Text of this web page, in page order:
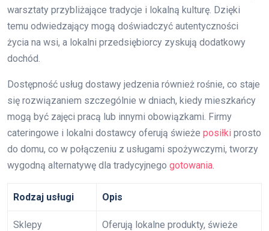
warsztaty przybliżające tradycje i lokalną kulturę. Dzięki
temu odwiedzający mogą doświadczyć autentyczności
życia na wsi, a lokalni przedsiębiorcy zyskują dodatkowy
dochód.
Dostępność usług dostawy jedzenia również rośnie, co staje
się rozwiązaniem szczególnie w dniach, kiedy mieszkańcy
mogą być zajęci pracą lub innymi obowiązkami. Firmy
cateringowe i lokalni dostawcy oferują świeże posiłki prosto
do domu, co w połączeniu z usługami spożywczymi, tworzy
wygodną alternatywę dla tradycyjnego gotowania.
Rodzaj usługi Opis
Sklepy
Oferują lokalne produkty, świeże